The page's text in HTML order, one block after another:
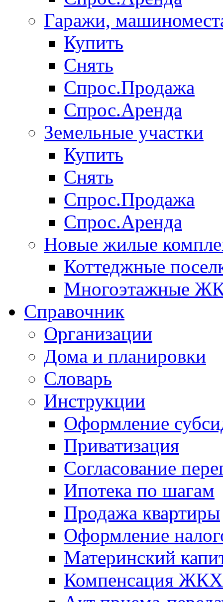
Гаражи,
Купить
Снять
Спрос.Продажа
Спрос.Аренда
Земельные участки
Купить
Снять
Спрос.Продажа
Спрос.Аренда
Новые жилые
Коттеджные
Многоэтажные
Справочник
Организации
Дома и планировки
Словарь
Инструкции
Оформление
Приватизация
Согласование
Ипотека по шагам
Продажа квартиры
Оформление
Материнский
Компенсация ЖКХ